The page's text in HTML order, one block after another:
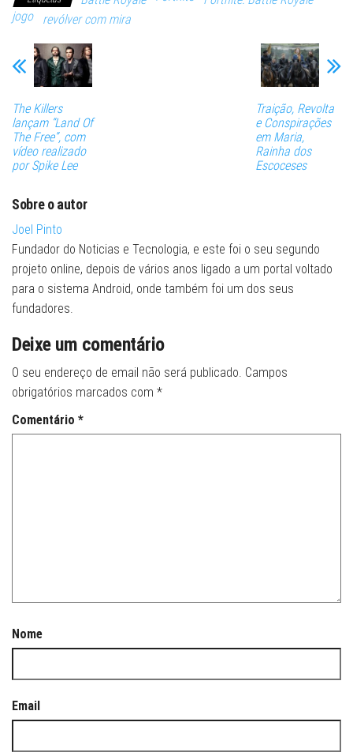
jogo
revólver com mira
The Killers
lançam “Land Of
The Free”, com
vídeo realizado
por Spike Lee
Traição, Revolta
e Conspirações
em Maria,
Rainha dos
Escoceses
Sobre o autor
Joel Pinto
Fundador do Noticias e Tecnologia, e este foi o seu segundo
projeto online, depois de vários anos ligado a um portal voltado
para o sistema Android, onde também foi um dos seus
fundadores.
Deixe um comentário
O seu endereço de email não será publicado. Campos
obrigatórios marcados com *
Comentário *
Nome
Email